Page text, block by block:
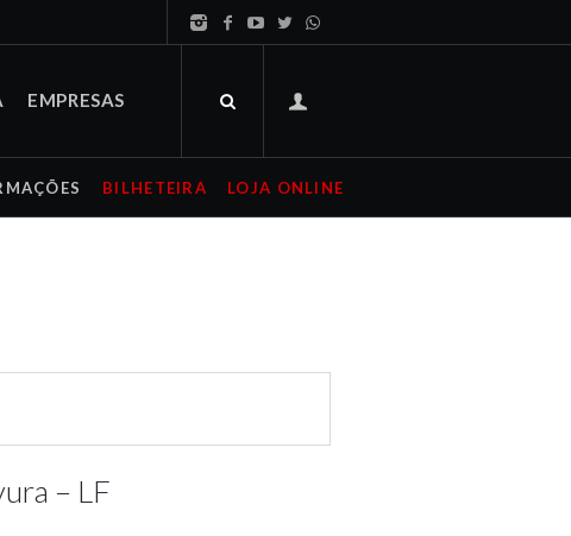
EMPRESAS
BILHETEIRA LOJA ONLINE
– LF